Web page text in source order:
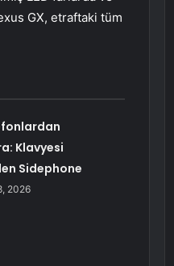
GX, etraftaki tüm
Klavyesi
Sidephone
2026